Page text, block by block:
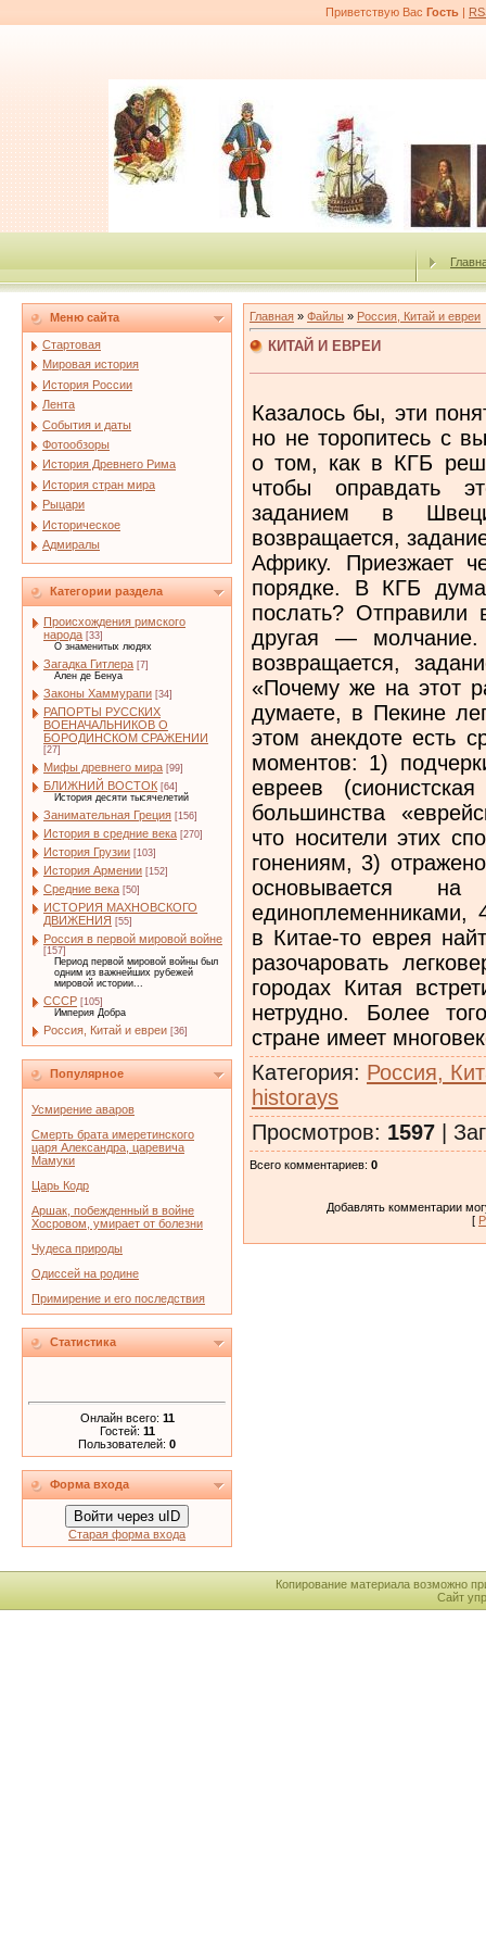
Приветствую Вас Гость |
Меню сайта
Стартовая
Мировая история
История России
Лента
События и даты
Фотообзоры
История Древнего Рима
История стран мира
Рыцари
Историческое
Адмиралы
Категории раздела
Происхождения римского
народа [33]
О знаменитых людях
Загадка Гитлера [7]
Ален де Бенуа
Законы Хаммурапи [34]
РАПОРТЫ РУССКИХ
ВОЕНАЧАЛЬНИКОВ О
БОРОДИНСКОМ СРАЖЕНИИ
[27]
Мифы древнего мира [99]
БЛИЖНИЙ ВОСТОК [64]
История десяти тысячелетий
Занимательная Греция [156]
История в средние века [270]
История Грузии [103]
История Армении [152]
Средние века [50]
ИСТОРИЯ МАХНОВСКОГО
ДВИЖЕНИЯ [55]
Россия в первой мировой войне
[157]
Период первой мировой войны был
одним из важнейших рубежей
мировой истории...
СССР [105]
Империя Добра
Россия, Китай и евреи [36]
Популярное
Усмирение аваров
Смерть брата имеретинского
царя Александра, царевича
Мамуки
Царь Кодр
Аршак, побежденный в войне
Хосровом, умирает от болезни
Чудеса природы
Одиссей на родине
Примирение и его последствия
Статистика
Онлайн всего: 11
Гостей: 11
Пользователей: 0
Форма входа
Войти через uID
Старая форма входа
Главная » Файлы » Россия, Китай и евреи
КИТАЙ И ЕВРЕИ
Казалось бы, эти
но не торопитесь с
о том, как в КГБ
чтобы оправдать
заданием в
возвращается,
Африку. Приезжает
порядке. В КГБ
послать? Отправили
другая —
возвращается,
«Почему же на этот
думаете, в Пекине
этом анекдоте есть
моментов: 1)
евреев
большинства
что носители этих
гонениям, 3)
основывается
единоплеменниками,
в Китае-то еврея
разочаровать
городах Китая
нетрудно. Более
стране имеет
Категория: Россия,
historays
Просмотров: 1597 |
Всего комментариев: 0
Добавлять комментарии
[
Копирование материала возможно
Сайт